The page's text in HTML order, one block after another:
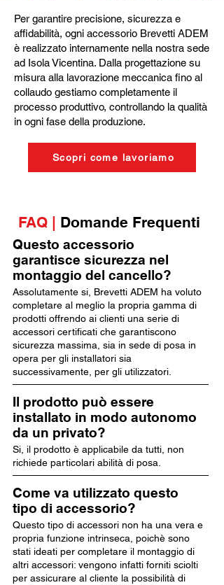
Per garantire precisione, sicurezza e
affidabilità, ogni accessorio Brevetti ADEM
è realizzato internamente nella nostra sede
ad Isola Vicentina. Dalla progettazione su
misura alla lavorazione meccanica fino al
collaudo gestiamo completamente il
processo produttivo, controllando la qualità
in ogni fase della produzione.
Scopri come lavoriamo
FAQ | Domande Frequenti
Questo accessorio
garantisce sicurezza nel
montaggio del cancello?
Assolutamente si, Brevetti ADEM ha voluto
completare al meglio la propria gamma di
prodotti offrendo ai clienti una serie di
accessori certificati che garantiscono
sicurezza massima, sia in sede di posa in
opera per gli installatori sia
successivamente, per gli utilizzatori.
Il prodotto può essere
installato in modo autonomo
da un privato?
Si, il prodotto è applicabile da tutti, non
richiede particolari abilità di posa.
Come va utilizzato questo
tipo di accessorio?
Questo tipo di accessori non ha una vera e
propria funzione intrinseca, poichè sono
stati ideati per completare il montaggio di
altri accessori: vengono infatti forniti sciolti
per assicurare al cliente la possibilità di